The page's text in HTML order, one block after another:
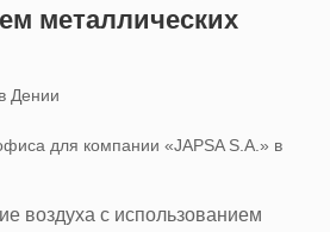
металлических
Дении
для компании «JAPSA S.A.» в
воздуха с использованием